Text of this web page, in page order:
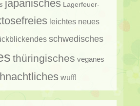
japanisches Lagerfeuer-
leichtes neues
schwedisches
thüringisches veganes
wuff!